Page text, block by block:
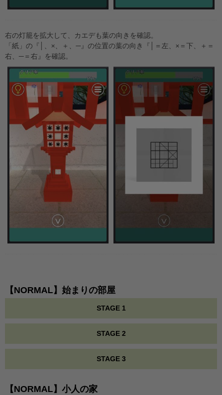
右の灯籠を拡大して、カエデも葉の向きを確認。
「紙」の『│、×、＋、─』の位置の葉の向き『│＝左、×＝下、＋＝
右、─＝右』を確認。
【NORMAL】始まりの部屋
STAGE 1
STAGE 2
STAGE 3
【NORMAL】小人の家